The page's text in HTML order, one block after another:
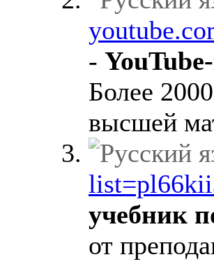
-
Более
высшей
учебник
от